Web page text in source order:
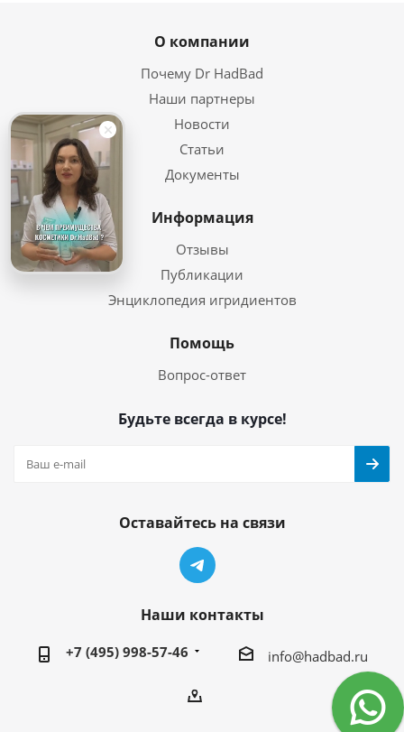
О компании
Почему Dr HadBad
Наши партнеры
Новости
Статьи
Документы
Информация
Отзывы
Публикации
Энциклопедия игридиентов
Помощь
Вопрос-ответ
Будьте всегда в курсе!
Оставайтесь на связи
Наши контакты
+7 (495) 998-57-46 info@hadbad.ru